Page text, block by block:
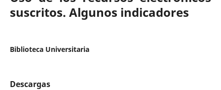
suscritos. Algunos indicadores
Biblioteca Universitaria
Descargas